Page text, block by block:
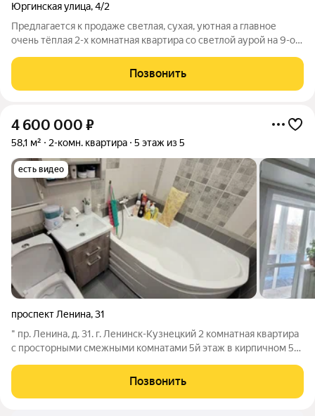
Юргинская улица,4/2
Предлагается к продаже светлая, сухая, уютная а главное
очень тёплая 2-х комнатная квартира со светлой аурой на 9-ом
ОБМЕНА на 1-а комнатную Ленинградку с Вашей доплатой!
Дом очень удобно
Позвонить
4 600 000 ₽
58,1 м² 2-комн. квартира 5 этаж из 5
есть видео
проспект Ленина,31
" пр. Ленина, д. 31. г. Ленинск-Кузнецкий 2 комнатная квартира
с просторными смежными комнатами 5й этаж в кирпичном 5
совмещен, индивидуальная узаконенная перепланировка
пластиковые окна с
Позвонить